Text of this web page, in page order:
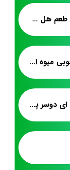
فروش پشمک شیری فله با طعم هل شلاله
مرکز پخش عمده پشمک چوبی میوه ای در کشور
نمایندگی انواع پشمک لقمه ای دوسر پیچ